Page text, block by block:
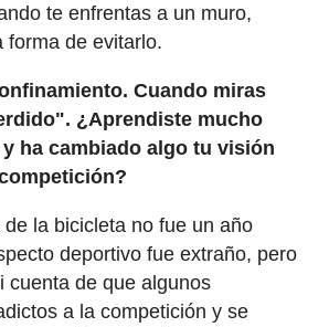
te enfrentas a un muro,
forma de evitarlo.
Cuando miras
¿Aprendiste mucho
ha cambiado algo tu visión
la bicicleta no fue un año
deportivo fue extraño, pero
cuenta de que algunos
a la competición y se